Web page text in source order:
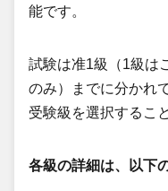
能です。
試験は准1級（1級は
のみ）までに分かれ
受験級を選択するこ
各級の詳細は、以下